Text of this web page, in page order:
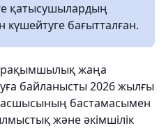
қатысушылардың
күшейтуге бағытталған.
рақымшылық жаңа
байланысты 2026 жылғы
бастамасымен
және әкімшілік